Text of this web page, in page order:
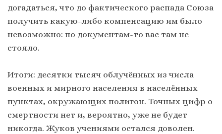
догадаться, что до фактического распада Союза
получить какую-либо компенсацию им было
невозможно: по документам-то вас там не
стояло.
Итоги: десятки тысяч облучённых из числа
военных и мирного населения в населённых
пунктах, окружающих полигон. Точных цифр о
смертности нет и, вероятно, уже не будет
никогда. Жуков учениями остался доволен.